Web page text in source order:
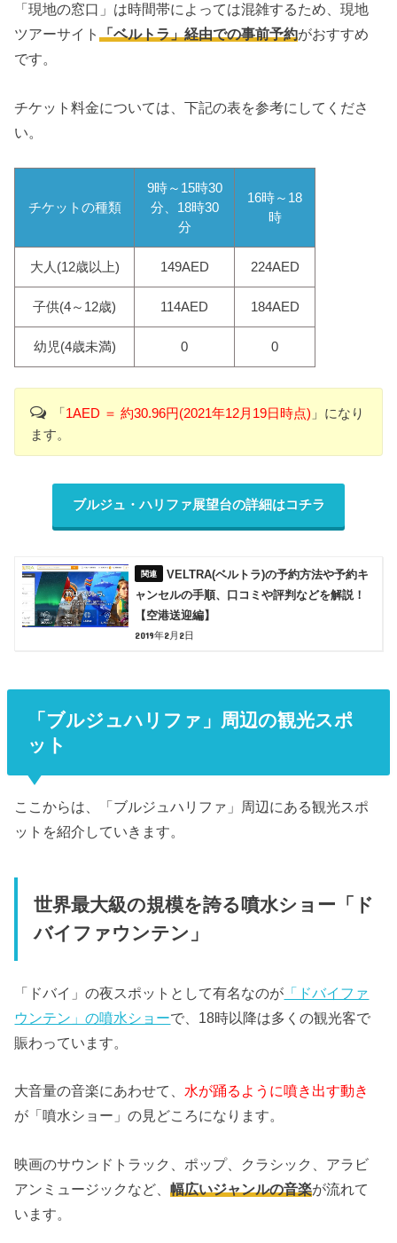
「現地の窓口」は時間帯によっては混雑するため、現地
ツアーサイト「ベルトラ」経由での事前予約がおすすめ
です。
チケット料金については、下記の表を参考にしてくださ
い。
チケットの種類
9時～15時30
分、18時30
分
16時～18
時
大人(12歳以上) 149AED 224AED
子供(4～12歳) 114AED 184AED
幼児(4歳未満) 0 0
「1AED ＝ 約30.96円(2021年12月19日時点) 」になり
ます。
ブルジュ・ハリファ展望台の詳細はコチラ
VELTRA(ベルトラ)の予約方法や予約キ
ャンセルの手順、口コミや評判などを解説！
【空港送迎編】
2019年2月2日
「ブルジュハリファ」周辺の観光スポ
ット
ここからは、「ブルジュハリファ」周辺にある観光スポ
ットを紹介していきます。
世界最大級の規模を誇る噴水ショー「ド
バイファウンテン」
「ドバイ」の夜スポットとして有名なのが 「ドバイファ
ウンテン」の噴水ショーで、18時以降は多くの観光客で
賑わっています。
大音量の音楽にあわせて、 水が踊るように噴き出す動き
が「噴水ショー」の見どころになります。
映画のサウンドトラック、ポップ、クラシック、アラビ
アンミュージックなど、幅広いジャンルの音楽が流れて
います。